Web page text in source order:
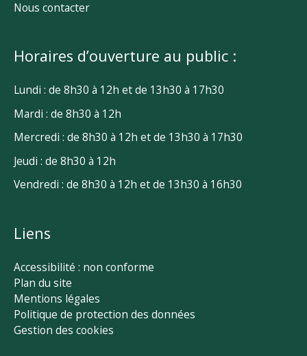
Nous contacter
Horaires d’ouverture au public :
Lundi : de 8h30 à 12h et de 13h30 à 17h30
Mardi : de 8h30 à 12h
Mercredi : de 8h30 à 12h et de 13h30 à 17h30
Jeudi : de 8h30 à 12h
Vendredi : de 8h30 à 12h et de 13h30 à 16h30
Liens
Accessibilité : non conforme
Plan du site
Mentions légales
Politique de protection des données
Gestion des cookies